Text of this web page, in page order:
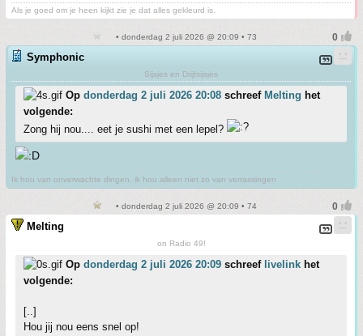
Als je goed om je heen kijkt zie je dat alles gekleurd is.
• donderdag 2 juli 2026 @ 20:09 • 73
Symphonic
Sijsjes en Drijfsijsjes
Op donderdag 2 juli 2026 20:08 schreef Melting het
volgende:
Zong hij nou.... eet je sushi met een lepel?
Ik hou van onverwachte dingen, ik hou alleen niet zo van verrassingen
• donderdag 2 juli 2026 @ 20:09 • 74
Melting
on Radio 49!
Op donderdag 2 juli 2026 20:09 schreef livelink het
volgende:
[..]
Hou jij nou eens snel op!